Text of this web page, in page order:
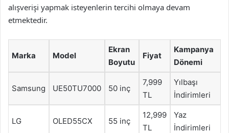
alışverişi yapmak isteyenlerin tercihi olmaya devam
etmektedir.
Marka Model
Ekran
Boyutu
Fiyat
Kampanya
Dönemi
Samsung UE50TU7000 50 inç
7,999
TL
Yılbaşı
İndirimleri
LG OLED55CX 55 inç
12,999
TL
Yaz
İndirimleri